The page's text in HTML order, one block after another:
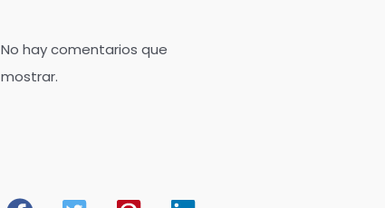
No hay comentarios que
mostrar.